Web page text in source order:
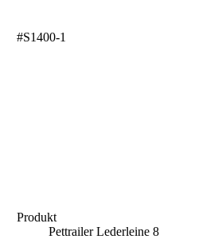
#S1400-1
Produkt
Pettrailer Lederleine 8